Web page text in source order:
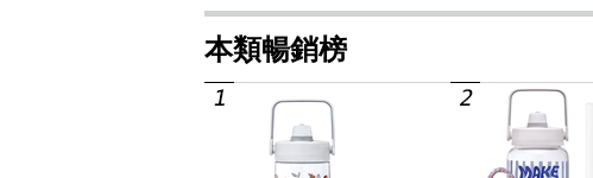
本類暢銷榜